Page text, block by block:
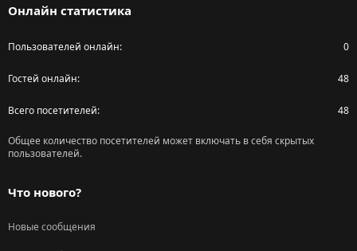
Онлайн статистика
Пользователей онлайн 0
Гостей онлайн 48
Всего посетителей 48
Общее количество посетителей может включать в себя скрытых
пользователей.
Что нового?
Новые сообщения